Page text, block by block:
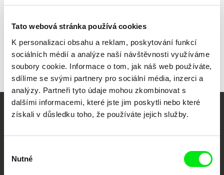
Tato webová stránka používá cookies
K personalizaci obsahu a reklam, poskytování funkcí
sociálních médií a analýze naší návštěvnosti využíváme
soubory cookie. Informace o tom, jak náš web používáte,
sdílíme se svými partnery pro sociální média, inzerci a
analýzy. Partneři tyto údaje mohou zkombinovat s
dalšími informacemi, které jste jim poskytli nebo které
získali v důsledku toho, že používáte jejich služby.
souhlasu
Nutné
Všichni režiséři
Vaše online
dokumentární kino